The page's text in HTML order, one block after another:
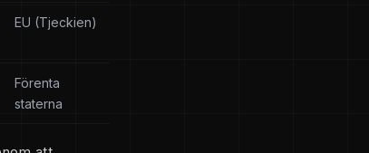
EU (Tjeckien)
Förenta
staterna